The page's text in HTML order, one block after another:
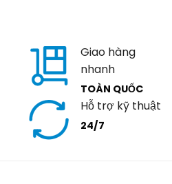
Giao hàng
nhanh
TOÀN QUỐC
Hỗ trợ kỹ thuật
24/7